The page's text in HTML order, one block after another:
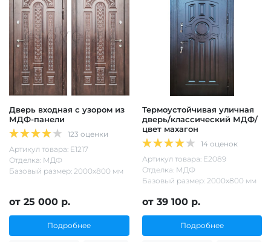
Дверь входная с узором из
МДФ-панели
123 оценки
Артикул товара: Е1217
Отделка: МДФ
Базовый размер: 2000х800 мм
от 25 000 р.
Подробнее
Термоустойчивая уличная
дверь/классический МДФ/
цвет махагон
14 оценок
Артикул товара: Е2089
Отделка: МДФ
Базовый размер: 2000х800 мм
от 39 100 р.
Подробнее